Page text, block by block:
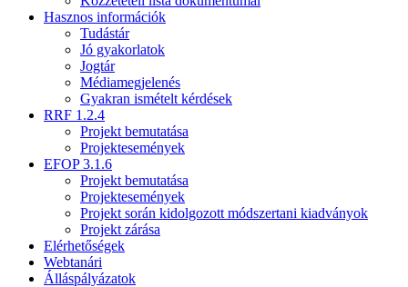
Hasznos információk
Tudástár
Jó gyakorlatok
Jogtár
Médiamegjelenés
Gyakran ismételt kérdések
RRF 1.2.4
Projekt bemutatása
Projektesemények
EFOP 3.1.6
Projekt bemutatása
Projektesemények
Projekt során kidolgozott módszertani kiadványok
Projekt zárása
Elérhetőségek
Webtanári
Álláspályázatok